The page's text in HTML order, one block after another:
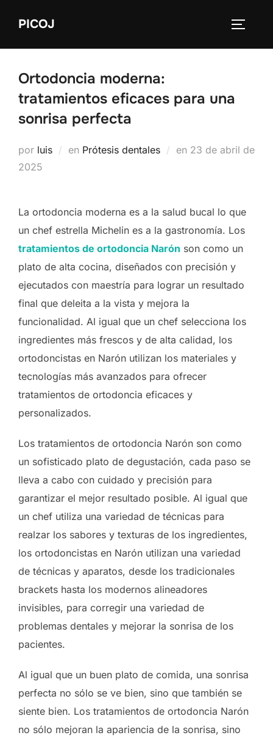
PICOJ
Ortodoncia moderna:
tratamientos eficaces para una
sonrisa perfecta
por luis en Prótesis dentales en Publicado
23 de abril de
2025
La ortodoncia moderna es a la salud bucal lo que
un chef estrella Michelin es a la gastronomía. Los
tratamientos de ortodoncia Narón son como un
plato de alta cocina, diseñados con precisión y
ejecutados con maestría para lograr un resultado
final que deleita a la vista y mejora la
funcionalidad. Al igual que un chef selecciona los
ingredientes más frescos y de alta calidad, los
ortodoncistas en Narón utilizan los materiales y
tecnologías más avanzados para ofrecer
tratamientos de ortodoncia eficaces y
personalizados.
Los tratamientos de ortodoncia Narón son como
un sofisticado plato de degustación, cada paso se
lleva a cabo con cuidado y precisión para
garantizar el mejor resultado posible. Al igual que
un chef utiliza una variedad de técnicas para
realzar los sabores y texturas de los ingredientes,
los ortodoncistas en Narón utilizan una variedad
de técnicas y aparatos, desde los tradicionales
brackets hasta los modernos alineadores
invisibles, para corregir una variedad de
problemas dentales y mejorar la sonrisa de los
pacientes.
Al igual que un buen plato de comida, una sonrisa
perfecta no sólo se ve bien, sino que también se
siente bien. Los tratamientos de ortodoncia Narón
no sólo mejoran la apariencia de la sonrisa, sino